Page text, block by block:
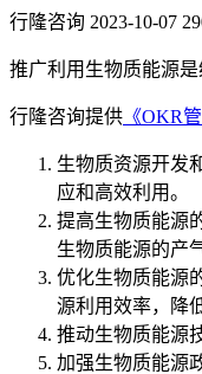
行隆咨询 2023-10-07
推广利用生物质能源
行隆咨询提供 《OKR
生物质资源开发
应和高效利用。
提高生物质能源
生物质能源的产
优化生物质能源
源利用效率，降
推动生物质能源
加强生物质能源